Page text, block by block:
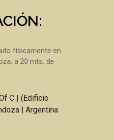
físicamente en
a 20 mts. de
C | (Edificio
| Argentina